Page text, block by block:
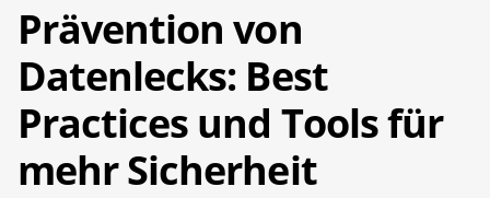
Prävention von
Datenlecks: Best
Practices und Tools für
mehr Sicherheit